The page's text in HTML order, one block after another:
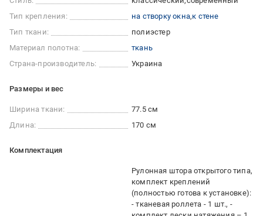
Тип крепления:
на створку окна к стене
Тип ткани:
полиэстер
Материал полотна:
ткань
Страна-производитель:
Украина
Размеры и вес
Ширина ткани:
77.5 см
Длина:
170 см
Комплектация
Рулонная штора открытого типа,
комплект креплений
(полностью готова к установке):
- тканевая роллета - 1 шт., -